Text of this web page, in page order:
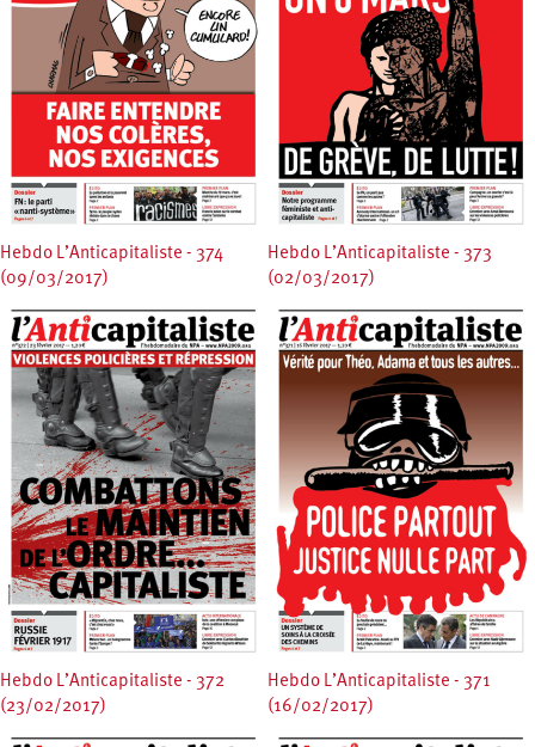
Hebdo L’Anticapitaliste - 374
(09/03/2017)
Hebdo L’Anticapitaliste - 373
(02/03/2017)
Hebdo L’Anticapitaliste - 372
(23/02/2017)
Hebdo L’Anticapitaliste - 371
(16/02/2017)